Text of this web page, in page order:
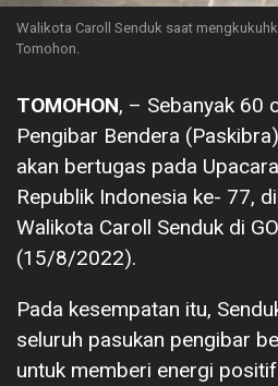
Walikota Caroll Senduk saat
Tomohon.
TOMOHON, – Sebanyak 60
Pengibar Bendera
akan bertugas pada
Republik Indonesia ke- 77,
Walikota Caroll Senduk di
(15/8/2022).
Pada kesempatan itu,
seluruh pasukan pengibar
untuk memberi energi